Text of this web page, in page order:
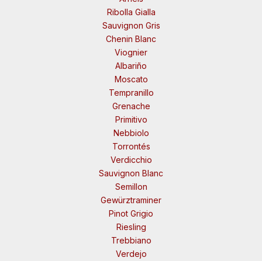
Ribolla Gialla
Sauvignon Gris
Chenin Blanc
Viognier
Albariño
Moscato
Tempranillo
Grenache
Primitivo
Nebbiolo
Torrontés
Verdicchio
Sauvignon Blanc
Semillon
Gewürztraminer
Pinot Grigio
Riesling
Trebbiano
Verdejo